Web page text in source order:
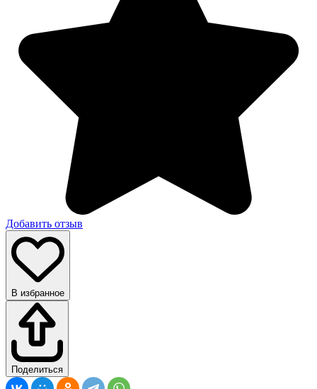
Добавить отзыв
В избранное
Поделиться